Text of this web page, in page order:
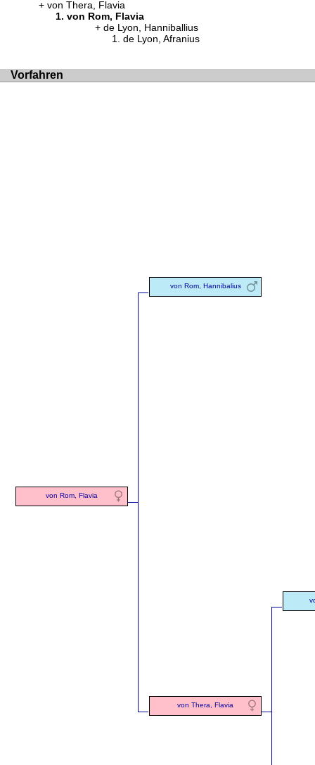
von Thera, Flavia
von Rom, Flavia
de Lyon, Hanniballius
de Lyon, Afranius
Vorfahren
von Rom, Flavia
von Rom, Hannibalius
von Thera, Flavia